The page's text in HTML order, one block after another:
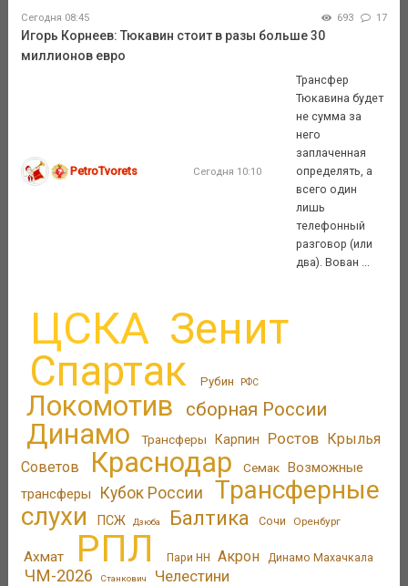
Сегодня 08:45 693 17
Игорь Корнеев: Тюкавин стоит в разы больше 30
миллионов евро
PetroTvorets Сегодня 10:10
Трансфер
Тюкавина будет
не сумма за
него
заплаченная
определять, а
всего один
лишь
телефонный
разговор (или
два). Вован ...
ЦСКА Зенит
Спартак Рубин РФС
Локомотив сборная России
Динамо Трансферы Карпин Ростов Крылья
Советов
Краснодар Семак Возможные
трансферы
Кубок России
Трансферные
слухи
ПСЖ Дзюба Балтика Сочи Оренбург
Ахмат РПЛ Пари НН Акрон Динамо Махачкала
ЧМ-2026 Станкович Челестини